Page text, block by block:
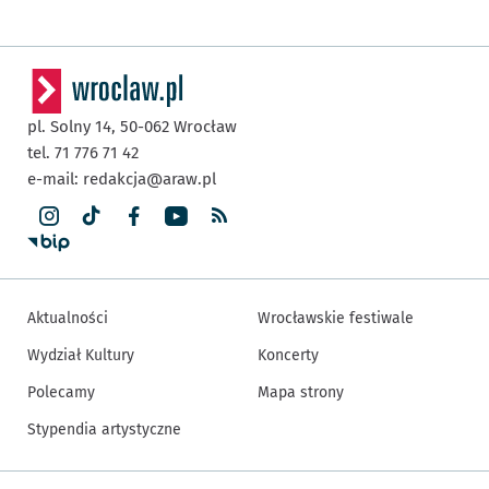
pl. Solny 14, 50-062 Wrocław
tel. 71 776 71 42
e-mail: redakcja@araw.pl
Aktualności
Wydział Kultury
Polecamy
Stypendia artystyczne
Wrocławskie festiwale
Koncerty
Mapa strony